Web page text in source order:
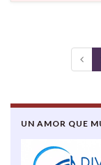
UN AMOR QUE